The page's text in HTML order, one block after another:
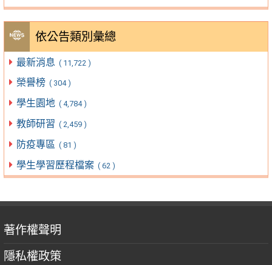
依公告類別彙總
最新消息 ( 11,722 )
榮譽榜 ( 304 )
學生園地 ( 4,784 )
教師研習 ( 2,459 )
防疫專區 ( 81 )
學生學習歷程檔案 ( 62 )
著作權聲明
隱私權政策